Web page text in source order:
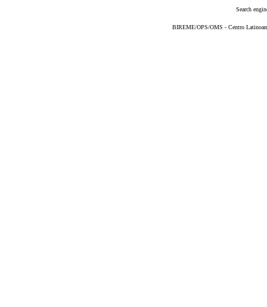
Search
BIREME/OPS/OMS - Centro